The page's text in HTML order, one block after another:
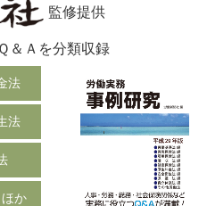
監修提供
＆Ａを分類収録
法
法
か